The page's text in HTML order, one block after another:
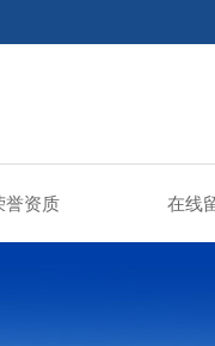
誉资质 在线